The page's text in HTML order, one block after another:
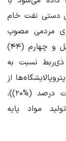
دستی نفت خام
مردمی ‌مصوب
۲۴/ ۴/ ۱۳۹۸ و سیاست‌های کلی اصل چهل و چهارم (۴۴)
نسبت به
از
محل منابع داخلی (حداکثر در سقف بیست درصد (%۲۰))،
مواد پایه